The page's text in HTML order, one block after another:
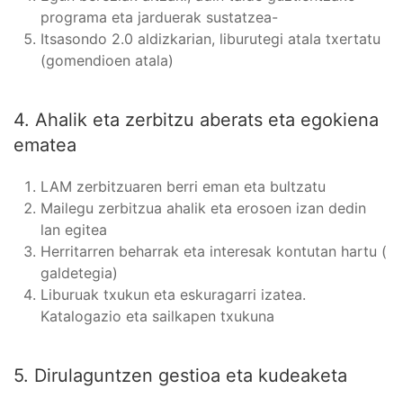
programa eta jarduerak sustatzea-
Itsasondo 2.0 aldizkarian, liburutegi atala txertatu
(gomendioen atala)
4. Ahalik eta zerbitzu aberats eta egokiena
ematea
LAM zerbitzuaren berri eman eta bultzatu
Mailegu zerbitzua ahalik eta erosoen izan dedin
lan egitea
Herritarren beharrak eta interesak kontutan hartu (
galdetegia)
Liburuak txukun eta eskuragarri izatea.
Katalogazio eta sailkapen txukuna
5. Dirulaguntzen gestioa eta kudeaketa